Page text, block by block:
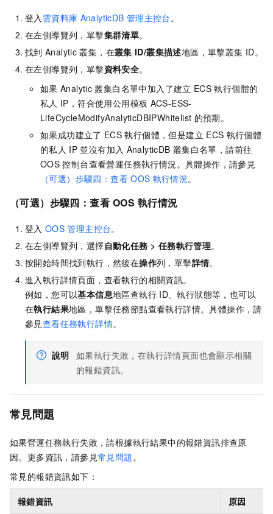
登入 雲資料庫 AnalyticDB 管理主控台。
在左側導覽列，單擊集群清單。
找到 Analytic 叢集，在叢集 ID/叢集描述地區，單擊叢集 ID。
在左側導覽列，單擊資料安全。
如果 Analytic 叢集白名單中加入了建立 ECS 執行個體的
私人 IP，符合使用公用模板 ACS-ESS-
LifeCycleModifyAnalyticDBIPWhitelist 的預期。
如果成功建立了 ECS 執行個體，但是建立 ECS 執行個體
的私人 IP 並沒有加入 AnalyticDB 叢集白名單，請前往
OOS 控制台查看營運任務執行情況。具體操作，請參見
（可選）步驟四：查看 OOS 執行情況。
（可選）步驟四：查看 OOS 執行情況
登入 OOS 管理主控台。
在左側導覽列，選擇自動化任務 > 任務執行管理。
按開始時間找到執行，然後在操作列，單擊詳情。
進入執行詳情頁面，查看執行的相關資訊。
例如，您可以基本信息地區查執行 ID、執行狀態等，也可以
在執行結果地區，單擊任務節點查看執行詳情。具體操作，請
參見查看任務執行詳情。
說明 如果執行失敗，在執行詳情頁面也會顯示相關
的報錯資訊。
常見問題
如果營運任務執行失敗，請根據執行結果中的報錯資訊排查原
因。更多資訊，請參見常見問題。
常見的報錯資訊如下：
報錯資訊 原因